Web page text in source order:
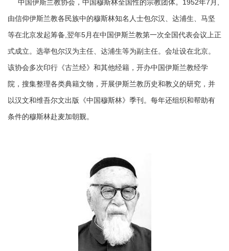
中国伊斯兰教协会，中国穆斯林全国性的宗教团体。1952年7月,
由信仰伊斯兰教各民族中的穆斯林知名人士包尔汉、达浦生、马坚
等在北京发起筹备,翌年5月在中国伊斯兰教第一次全国代表会议上正
式成立。选举包尔汉为主任、达浦生等为副主任。会址设在北京。
该协会多次印行《古兰经》和其他经籍，开办中国伊斯兰教经学
院，搜集整理各类典籍文物，开展伊斯兰教历史和教义的研究，并
以汉文和维吾尔文出版《中国穆斯林》季刊。每年还组织和帮助有
条件的穆斯林赴麦加朝觐。